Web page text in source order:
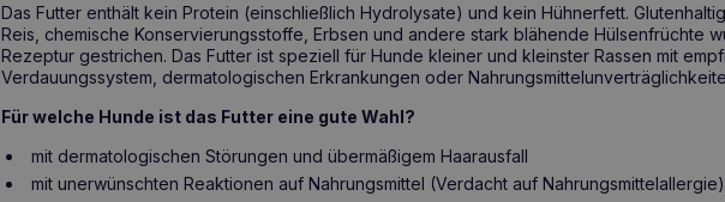
Das Futter enthält kein Protein (einschließlich Hydrolysate) und kein Hühnerfett.
Reis, chemische Konservierungsstoffe, Erbsen und andere stark blähende Hülsenfrüchte
Rezeptur gestrichen. Das Futter ist speziell für Hunde kleiner und kleinster Rassen mit
Verdauungssystem, dermatologischen Erkrankungen oder
Für welche Hunde ist das Futter eine gute Wahl?
mit dermatologischen Störungen und übermäßigem Haarausfall
mit unerwünschten Reaktionen auf Nahrungsmittel (Verdacht auf Nahrungsmittelallergie)